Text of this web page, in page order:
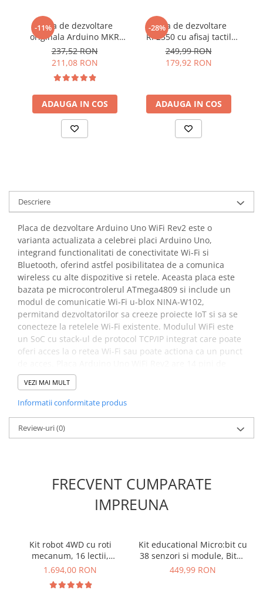
Lanterne de Mana
Lampi Solare
Proiectoare LED
Roboti de Pornire Auto
Microscoape Biologice
-11%
Placa de dezvoltare
originala Arduino MKR
WIFI 1010
237,52 RON
211,08 RON
ADAUGA IN COS
-28%
Placa de dezvoltare
RP2350 cu afisaj tactil
color 1.69 inch
249,99 RON
179,92 RON
ADAUGA IN COS
Descriere
Placa de dezvoltare Arduino Uno WiFi Rev2 este o
varianta actualizata a celebrei placi Arduino Uno,
integrand functionalitati de conectivitate Wi-Fi si
Bluetooth, oferind astfel posibilitatea de a comunica
wireless cu alte dispozitive si retele. Aceasta placa este
bazata pe microcontrolerul ATmega4809 si include un
modul de comunicatie Wi-Fi u-blox NINA-W102,
permitand dezvoltatorilor sa creeze proiecte IoT si sa se
conecteze la retelele Wi-Fi existente. Modulul WiFi este
un SoC cu stack-ul de protocol TCP/IP integrat care poate
oferi acces la o retea Wi-Fi sau poate actiona ca un punct
intrare/iesire digitali, 5 pot fi folositi ca iesiri PWM, 6
intrari analogice, o conexiune USB, un jack de alimentare,
un conector ICSP si un buton de resetare.
Specificatii placa de
Microcontroler:ATmega4809
Tensiune de operare:5V
Pini PWM:5
Pini de intrare analogica:
Curent DC per pinii I/O:
Curent DC pentru pin de 3,3 V:
Memorie flash:48 KB
VEZI MAI MULT
Informatii conformitate produs
Review-uri(0)
FRECVENT CUMPARATE
IMPREUNA
Kit robot 4WD cu roti
mecanum, 16 lectii,
compatibil Micro:Bit,
1.694,00 RON
Kit educational Micro:bit cu
38 senzori si module, Bitmi
12124
449,99 RON